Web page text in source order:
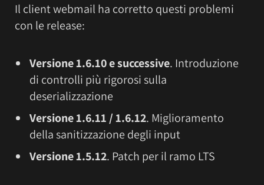
Il client webmail ha corretto questi problemi
con le release:
Versione 1.6.10 e successive. Introduzione
di controlli più rigorosi sulla
deserializzazione
Versione 1.6.11 / 1.6.12. Miglioramento
della sanitizzazione degli input
Versione 1.5.12. Patch per il ramo LTS